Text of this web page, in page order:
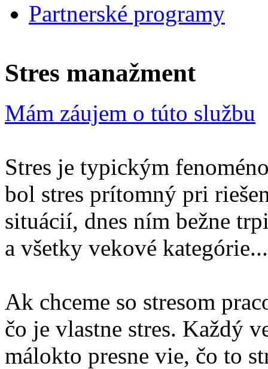
Partnerské programy
Stres manažment
Mám záujem o túto službu
Stres je typickým
bol stres prítomný pri
situácií, dnes ním bežne
a všetky vekové kategórie...
Ak chceme so stresom
čo je vlastne stres. Každý
málokto presne vie, čo to